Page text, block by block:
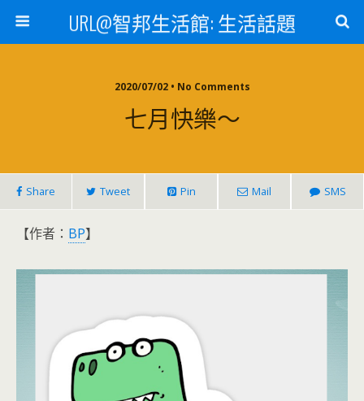
URL@智邦生活館: 生活話題
2020/07/02 • No Comments
七月快樂～
Share Tweet Pin Mail SMS
【作者： BP】